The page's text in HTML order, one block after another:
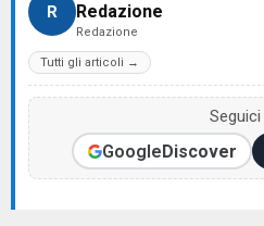
R Redazione
Redazione
Tutti gli articoli →
Seguici
GoogleDiscover